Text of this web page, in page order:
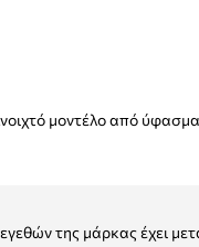
μοντέλο από ύφασμα
της μάρκας έχει